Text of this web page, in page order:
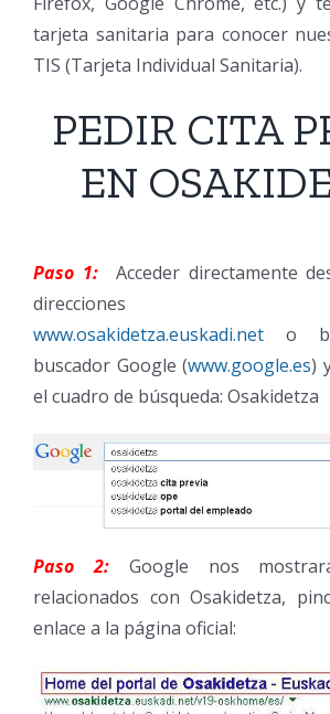
tarjeta sanitaria para conocer
TIS (Tarjeta Individual Sanitaria).
PEDIR CITA
EN
Paso 1:
Acceder directamente
direcciones
www.osakidetza.euskadi.net o
buscador Google (www.google.es)
el cuadro de búsqueda: Osakidetza
Paso 2:Google nos
relacionados con Osakidetza,
enlace a la página oficial: